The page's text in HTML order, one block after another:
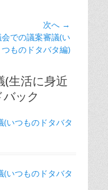
次へ →
会での議案審議(い
つものドタバタ編)
(生活に身近
ック
(いつものドタバタ
(いつものドタバタ